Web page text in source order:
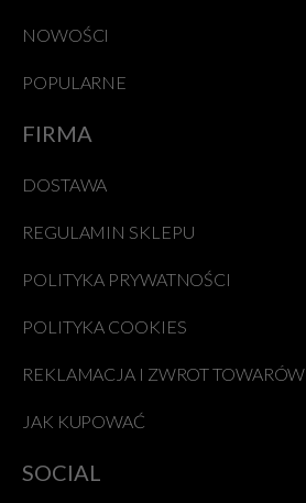
NOWOŚCI
POPULARNE
FIRMA
DOSTAWA
REGULAMIN SKLEPU
POLITYKA PRYWATNOŚCI
POLITYKA COOKIES
REKLAMACJA I ZWROT TOWARÓW
JAK KUPOWAĆ
SOCIAL